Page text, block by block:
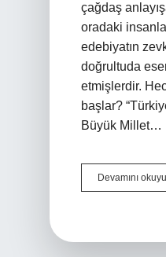
çağdaş
oradaki
edebiyatın
doğrultuda
etmişlerdir.
başlar?
Büyük Millet…
Devamını